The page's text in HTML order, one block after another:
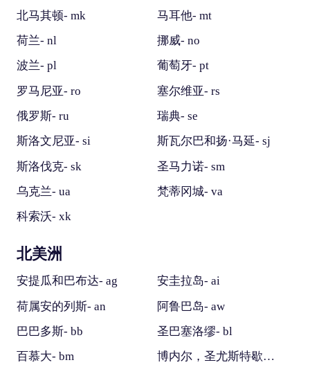
北马其顿- mk
马耳他- mt
荷兰- nl
挪威- no
波兰- pl
葡萄牙- pt
罗马尼亚- ro
塞尔维亚- rs
俄罗斯- ru
瑞典- se
斯洛文尼亚- si
斯瓦尔巴和扬·马延- sj
斯洛伐克- sk
圣马力诺- sm
乌克兰- ua
梵蒂冈城- va
科索沃- xk
北美洲
安提瓜和巴布达- ag
安圭拉岛- ai
荷属安的列斯- an
阿鲁巴岛- aw
巴巴多斯- bb
圣巴塞洛缪- bl
百慕大- bm
博内尔，圣尤斯特歇斯和萨巴- bq